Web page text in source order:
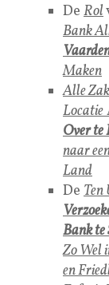
De Rol
Bank
Maken
Alle
Locatie
Over te
naar
Land
De Ten
Bank te
Zo Wel
en